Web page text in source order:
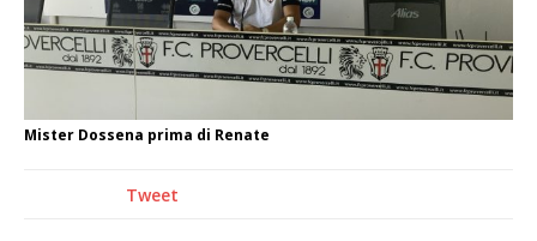
Estate di sagre anche per i mezzi storici della
collezione della Fondazione Marazzato
Pro vs Saluzzo, amichevole di buon riscontro
Piscina ex Enal non balneabile dopo i controlli
dell’Asl. Il Comune: «Misura precauzionale e
Mister Dossena prima di Renate
Tweet